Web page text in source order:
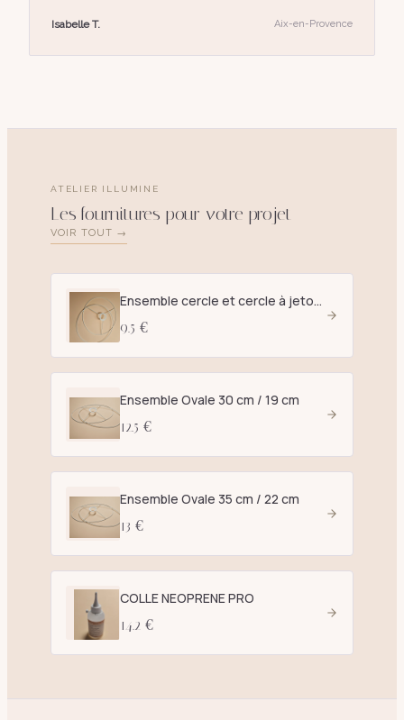
Isabelle T. Aix-en-Provence
ATELIER ILLUMINE
Les fournitures pour votre projet
VOIR TOUT →
Ensemble cercle et cercle à jetons D. 25 cm blanc - E27
9.5 €
Ensemble Ovale 30 cm / 19 cm
12.5 €
Ensemble Ovale 35 cm / 22 cm
13 €
COLLE NEOPRENE PRO
14.2 €